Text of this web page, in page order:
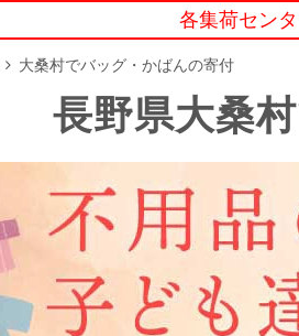
各集荷セン
大桑村でバッグ・かばんの寄付
長野県大桑